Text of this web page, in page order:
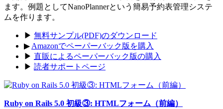
ます。例題としてNanoPlannerという簡易予約表管理システ
ムを作ります。
▶ 無料サンプル(PDF)のダウンロード
▶ Amazonでペーパーバック版を購入
▶ 直販によるペーパーバック版の購入
▶ 読者サポートページ
Ruby on Rails 5.0 初級③: HTMLフォーム（前編）